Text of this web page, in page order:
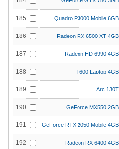
185 Quadro P3000 Mobile 6GB
186 Radeon RX 6500 XT 4GB
187 Radeon HD 6990 4GB
188 T600 Laptop 4GB
189 Arc 130T
190 GeForce MX550 2GB
191 GeForce RTX 2050 Mobile 4GB
192 Radeon RX 6400 4GB